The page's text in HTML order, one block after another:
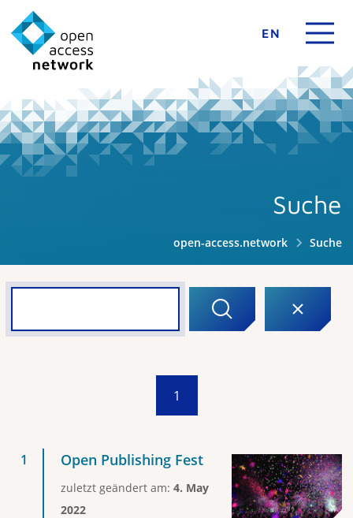
EN
Suche
open-access.network Suche
1
Open Publishing Fest
zuletzt geändert am: 4. May
2022